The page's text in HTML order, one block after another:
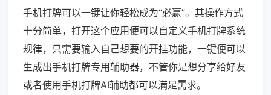
手机打牌可以一键让你轻松成为“必赢”。其操作方式
十分简单，打开这个应用便可以自定义手机打牌系统
规律，只需要输入自己想要的开挂功能，一键便可以
生成出手机打牌专用辅助器，不管你是想分享给好友
或者使用手机打牌AI辅助都可以满足需求。